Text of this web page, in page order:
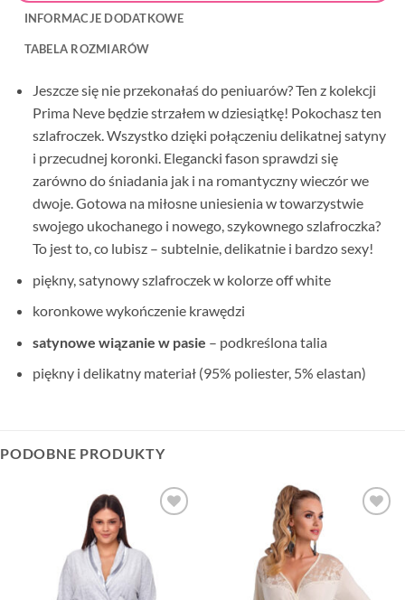
INFORMACJE DODATKOWE
TABELA ROZMIARÓW
Jeszcze się nie przekonałaś do peniuarów? Ten z kolekcji
Prima Neve będzie strzałem w dziesiątkę! Pokochasz ten
szlafroczek. Wszystko dzięki połączeniu delikatnej satyny
i przecudnej koronki. Elegancki fason sprawdzi się
zarówno do śniadania jak i na romantyczny wieczór we
dwoje. Gotowa na miłosne uniesienia w towarzystwie
swojego ukochanego i nowego, szykownego szlafroczka?
To jest to, co lubisz – subtelnie, delikatnie i bardzo sexy!
piękny, satynowy szlafroczek w kolorze off white
koronkowe wykończenie krawędzi
satynowe wiązanie w pasie – podkreślona talia
piękny i delikatny materiał (95% poliester, 5% elastan)
PODOBNE PRODUKTY